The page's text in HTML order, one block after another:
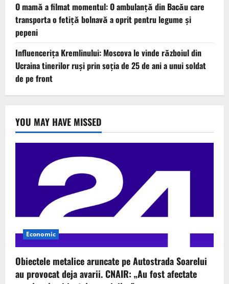
O mamă a filmat momentul: O ambulanță din Bacău care
transporta o fetiță bolnavă a oprit pentru legume și
pepeni
Influencerița Kremlinului: Moscova le vinde războiul din
Ucraina tinerilor ruși prin soția de 25 de ani a unui soldat
de pe front
YOU MAY HAVE MISSED
Economic
Obiectele metalice aruncate pe Autostrada Soarelui
au provocat deja avarii. CNAIR: „Au fost afectate